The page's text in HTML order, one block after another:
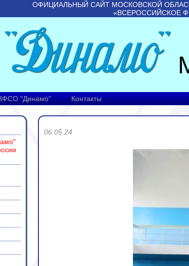
ОФИЦИАЛЬНЫЙ САЙТ МОСКОВСКОЙ
«ВСЕРОССИЙСКОЕ
"Динамо" Контакты
06.05.24